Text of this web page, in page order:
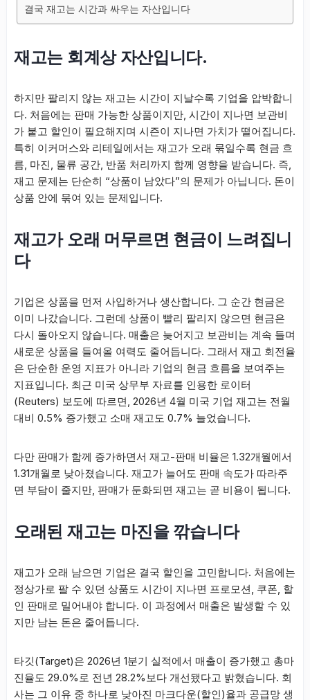
결국 재고는 시간과 싸우는 자산입니다
재고는 회계상 자산입니다.
하지만 팔리지 않는 재고는 시간이 지날수록 기업을 압박합니
다. 처음에는 판매 가능한 상품이지만, 시간이 지나면 보관비
가 붙고 할인이 필요해지며 시즌이 지나면 가치가 떨어집니다.
특히 이커머스와 리테일에서는 재고가 오래 묶일수록 현금 흐
름, 마진, 물류 공간, 반품 처리까지 함께 영향을 받습니다. 즉,
재고 문제는 단순히 “상품이 남았다”의 문제가 아닙니다. 돈이
상품 안에 묶여 있는 문제입니다.
재고가 오래 머무르면 현금이 느려집니
다
기업은 상품을 먼저 사입하거나 생산합니다. 그 순간 현금은
이미 나갔습니다. 그런데 상품이 빨리 팔리지 않으면 현금은
다시 돌아오지 않습니다. 매출은 늦어지고 보관비는 계속 들며
새로운 상품을 들여올 여력도 줄어듭니다. 그래서 재고 회전율
은 단순한 운영 지표가 아니라 기업의 현금 흐름을 보여주는
지표입니다. 최근 미국 상무부 자료를 인용한 로이터
(Reuters) 보도에 따르면, 2026년 4월 미국 기업 재고는 전월
대비 0.5% 증가했고 소매 재고도 0.7% 늘었습니다.
다만 판매가 함께 증가하면서 재고-판매 비율은 1.32개월에서
1.31개월로 낮아졌습니다. 재고가 늘어도 판매 속도가 따라주
면 부담이 줄지만, 판매가 둔화되면 재고는 곧 비용이 됩니다.
오래된 재고는 마진을 깎습니다
재고가 오래 남으면 기업은 결국 할인을 고민합니다. 처음에는
정상가로 팔 수 있던 상품도 시간이 지나면 프로모션, 쿠폰, 할
인 판매로 밀어내야 합니다. 이 과정에서 매출은 발생할 수 있
지만 남는 돈은 줄어듭니다.
타깃(Target)은 2026년 1분기 실적에서 매출이 증가했고 총마
진율도 29.0%로 전년 28.2%보다 개선됐다고 밝혔습니다. 회
사는 그 이유 중 하나로 낮아진 마크다운(할인)율과 공급망 생